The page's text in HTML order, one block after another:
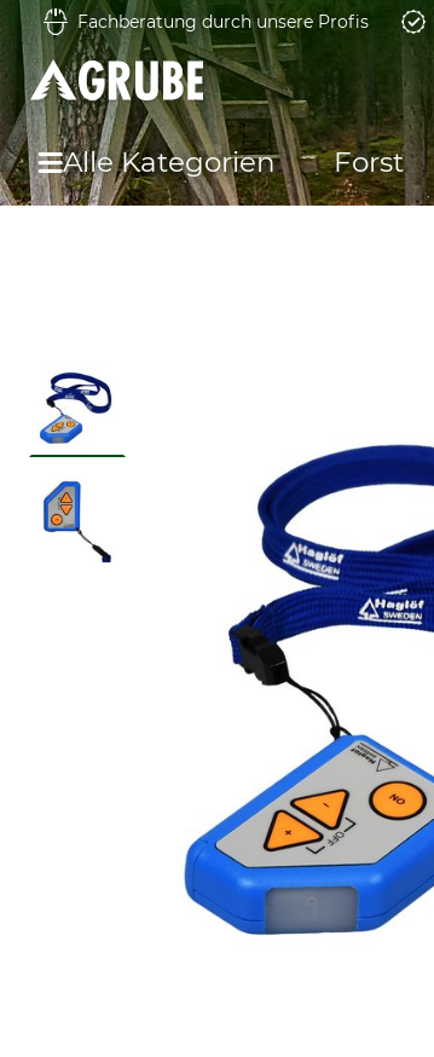
Fachberatung durch unsere Profis
Alle Kategorien Forst